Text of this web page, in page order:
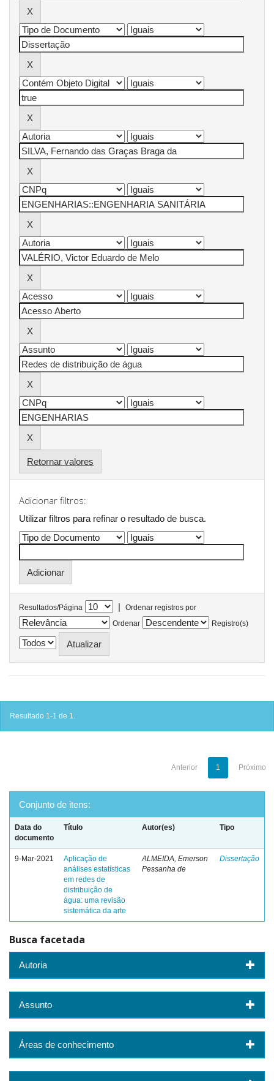
Retornar valores
Adicionar filtros:
Utilizar filtros para refinar o resultado de busca.
Resultados/Página |
Ordenar registros por
Ordenar
Registro(s)
Resultado 1-1 de 1.
Anterior 1 Próximo
Conjunto de itens:
Data do
documento
Título Autor(es) Tipo
9-Mar-2021
Aplicação de
análises estatísticas
em redes de
distribuição de
água: uma revisão
sistemática da arte
ALMEIDA, Emerson
Pessanha de
Dissertação
Busca facetada
Autoria
Assunto
Áreas de conhecimento